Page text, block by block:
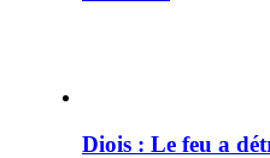
Diois : Le feu a